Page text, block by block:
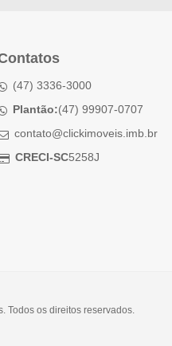
(47) 3336-3000
Plantão:(47) 99907-0707
contato@clickimoveis.imb.br
CRECI-SC5258J
Todos os direitos reservados.